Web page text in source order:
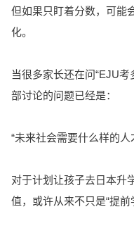
但如果只盯着分数，可能
化。
当很多家长还在问“EJU
部讨论的问题已经是：
“未来社会需要什么样的
对于计划让孩子去日本升
值，或许从来不只是“提前